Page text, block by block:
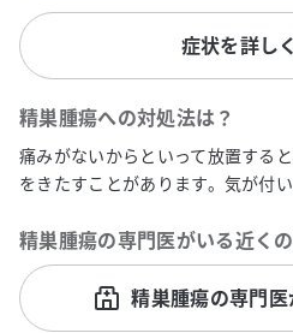
症状を詳し
精巣腫瘍への対処法は？
痛みがないからといって放置する
をきたすことがあります。気が付
精巣腫瘍の専門医がいる近く
精巣腫瘍の専門